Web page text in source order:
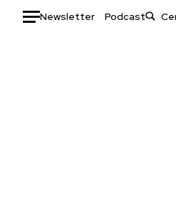
Newsletter Podcast